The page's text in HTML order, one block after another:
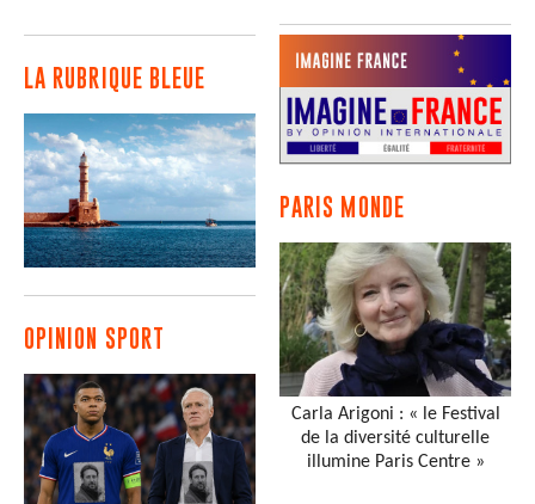
LA RUBRIQUE BLEUE
OPINION SPORT
PARIS MONDE
Carla Arigoni : « le Festival
de la diversité culturelle
illumine Paris Centre »